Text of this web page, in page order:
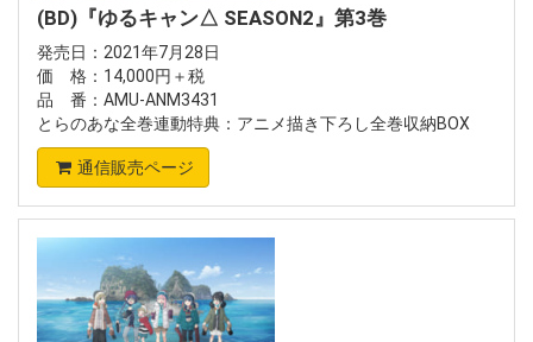
(BD)『ゆるキャン△ SEASON2』第3巻
発売日：2021年7月28日
価 格：14,000円＋税
品 番：AMU-ANM3431
とらのあな全巻連動特典：アニメ描き下ろし全巻収納BOX
通信販売ページ